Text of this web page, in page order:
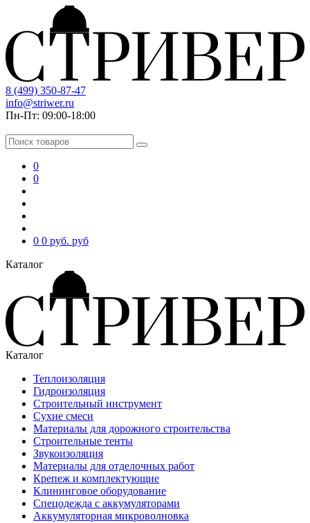
8 (499) 350-87-47
info@striwer.ru
Пн-Пт: 09:00-18:00
0
0
0 0 руб. руб
Каталог
Каталог
Теплоизоляция
Гидроизоляция
Строительный инструмент
Сухие смеси
Материалы для дорожного строительства
Строительные тенты
Звукоизоляция
Материалы для отделочных работ
Крепеж и комплектующие
Клининговое оборудование
Спецодежда с аккумуляторами
Аккумуляторная микроволновка